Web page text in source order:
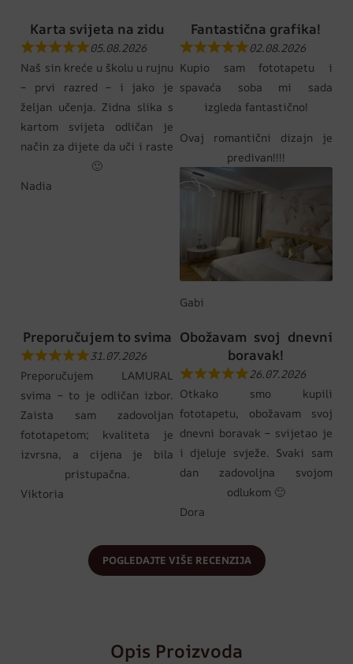
Karta svijeta na zidu
05.08.2026
Naš sin kreće u školu u rujnu
– prvi razred – i jako je
željan učenja. Zidna slika s
kartom svijeta odličan je
način za dijete da uči i raste
🙂
Nadia
Fantastična grafika!
02.08.2026
Kupio sam fototapetu i
spavaća soba mi sada
izgleda fantastično!
Ovaj romantični dizajn je
predivan!!!!
Gabi
Preporučujem to svima
31.07.2026
Preporučujem LAMURAL
svima – to je odličan izbor.
Zaista sam zadovoljan
fototapetom; kvaliteta je
izvrsna, a cijena je bila
pristupačna.
Viktoria
Obožavam svoj dnevni
boravak!
26.07.2026
Otkako smo kupili
fototapetu, obožavam svoj
dnevni boravak – svijetao je
i djeluje svježe. Svaki sam
dan zadovoljna svojom
odlukom 🙂
Dora
POGLEDAJTE VIŠE RECENZIJA
Opis Proizvoda